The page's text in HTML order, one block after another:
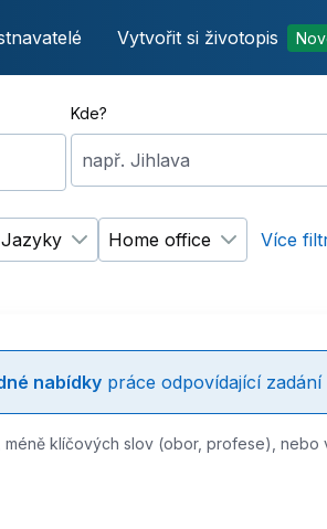
Vytvořit si životopis
Kde?
např. Jihlava
filtr Vzdělání
Jazyky
Změnit filtr Jazyky
Home office
Změnit filtr
Více
nabídky práce odpovídající zadání
klíčových slov (obor, profese),